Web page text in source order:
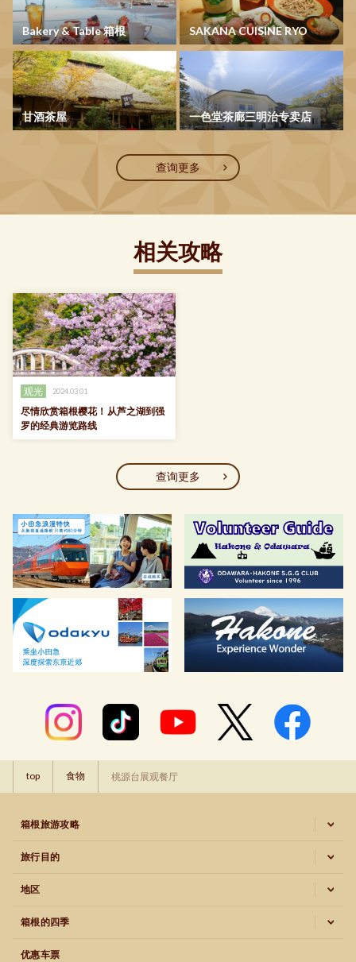
Bakery & Table 箱根 SAKANA CUISINE RYO
甘酒茶屋 一色堂茶廊三明治专卖店
查询更多
相关攻略
观光 2024.03.01
尽情欣赏箱根樱花！从芦之湖到强
罗的经典游览路线
查询更多
top 食物 桃源台展观餐厅
箱根旅游攻略
旅行目的
地区
箱根的四季
优惠车票